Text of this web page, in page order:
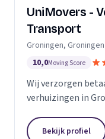
UniMovers -
Transport
Groningen, Groningen
10,0Moving Score
Wij verzorgen
verhuizingen in
Bekijk profiel